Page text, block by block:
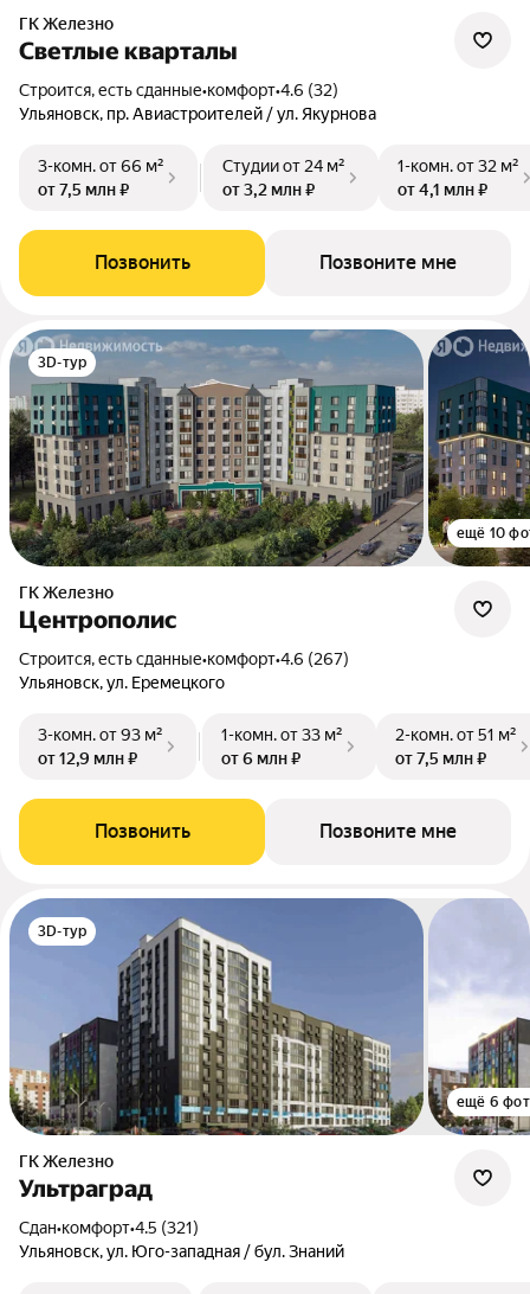
ГК Железно
Светлые кварталы
Строится, есть сданные•комфорт•4.6 (32)
Ульяновск, пр. Авиастроителей / ул. Якурнова
3-комн.от 66 м²
от 7,5 млн ₽
Студииот 24 м²
от 3,2 млн ₽
1-комн.от 32 м²
от 4,1 млн ₽
Позвонить Позвоните мне
3D-тур
ещё 10
ГК Железно
Центрополис
Строится, есть сданные•комфорт•4.6 (267)
Ульяновск, ул. Еремецкого
3-комн.от 93 м²
от 12,9 млн ₽
1-комн.от 33 м²
от 6 млн ₽
2-комн.от 51 м²
от 7,5 млн ₽
Позвонить Позвоните мне
3D-тур
ещё 6
ГК Железно
Ультраград
Сдан•комфорт•4.5 (321)
Ульяновск, ул. Юго-западная / бул. Знаний